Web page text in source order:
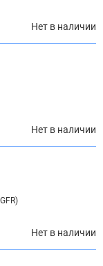
Нет в наличии
Нет в наличии
Нет в наличии